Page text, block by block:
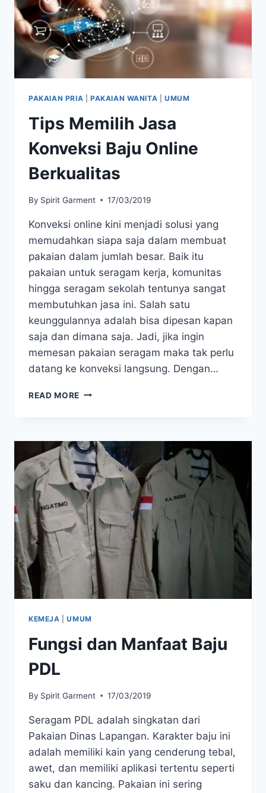
PAKAIAN PRIA PAKAIAN WANITA |UMUM
Tips Memilih Jasa
Konveksi Baju Online
Berkualitas
By Spirit Garment 17/03/2019
Konveksi online kini menjadi solusi yang
memudahkan siapa saja dalam membuat
pakaian dalam jumlah besar. Baik itu
pakaian untuk seragam kerja, komunitas
hingga seragam sekolah tentunya sangat
membutuhkan jasa ini. Salah satu
keunggulannya adalah bisa dipesan kapan
saja dan dimana saja. Jadi, jika ingin
memesan pakaian seragam maka tak perlu
datang ke konveksi langsung. Dengan…
READ MORE TIPS
BAJU
ONLINE
BERKUALITAS
KEMEJA |UMUM
Fungsi dan Manfaat Baju
PDL
By Spirit Garment 17/03/2019
Seragam PDL adalah singkatan dari
Pakaian Dinas Lapangan. Karakter baju ini
adalah memiliki kain yang cenderung tebal,
awet, dan memiliki aplikasi tertentu seperti
saku dan kancing. Pakaian ini sering